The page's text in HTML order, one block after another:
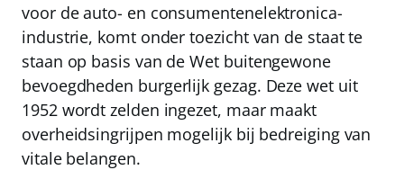
voor de auto- en consumentenelektronica-
industrie, komt onder toezicht van de staat te
staan op basis van de Wet buitengewone
bevoegdheden burgerlijk gezag. Deze wet uit
1952 wordt zelden ingezet, maar maakt
overheidsingrijpen mogelijk bij bedreiging van
vitale belangen.